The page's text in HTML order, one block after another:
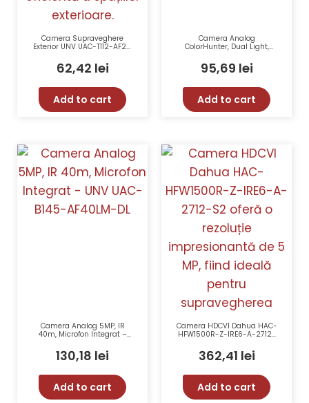
Camera Supraveghere
Exterior UNV UAC-T112-AF28,
Coaxial, IP67
62,42 lei
Add to cart
Camera Analog
ColorHunter, Dual Light,
WL 20m, Mic, IP67 – UNV
UAC-B115-AF28-DL
95,69 lei
Add to cart
Camera Analog 5MP, IR
40m, Microfon Integrat –
UNV UAC-B145-AF40LM-DL
130,18 lei
Add to cart
Camera HDCVI Dahua HAC-
HFW1500R-Z-IRE6-A-2712-
Motorizat Microfon
Incorporat
362,41 lei
Add to cart